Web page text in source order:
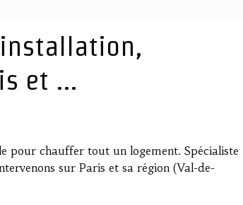
et ...
pour chauffer tout un logement. Spécialiste
sur Paris et sa région (Val-de-